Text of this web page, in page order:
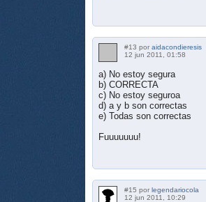
#13 por aidacondieresis
12 jun 2011, 01:58
a) No estoy segura
b) CORRECTA
c) No estoy seguroa
d) a y b son correctas
e) Todas son correctas
Fuuuuuuu!
#15 por legendariocola
12 jun 2011, 10:29